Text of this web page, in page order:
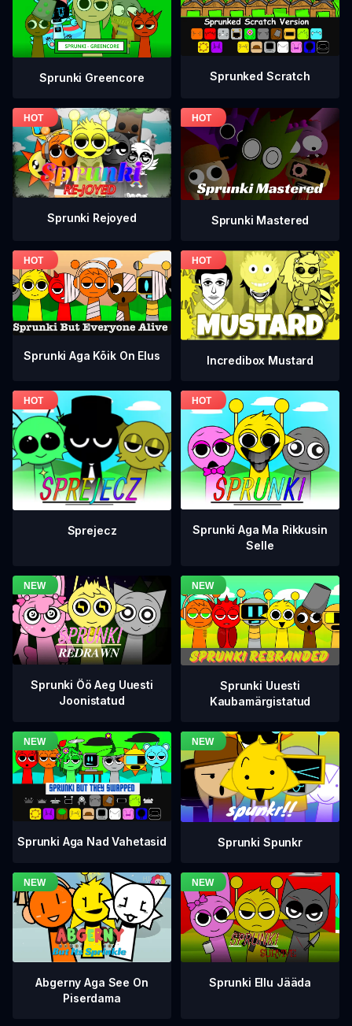
Sprunki Greencore Sprunked Scratch
Sprunki Rejoyed Sprunki Mastered
Sprunki Aga Kõik On Elus Incredibox Mustard
Sprejecz
Sprunki Aga Ma Rikkusin
Selle
Sprunki Öö Aeg Uuesti
Joonistatud
Sprunki Uuesti
Kaubamärgistatud
Sprunki Aga Nad Vahetasid Sprunki Spunkr
Abgerny Aga See On
Piserdama
Sprunki Ellu Jääda